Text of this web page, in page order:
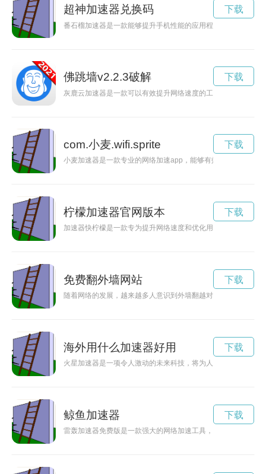
超神加速器兑换码
番石榴加速器是一款能够提升手机性能的应用程序，用户可以
下载
佛跳墙v2.2.3破解
灰鹿云加速器是一款可以有效提升网络速度的工具，通过优化
下载
com.小麦.wifi.sprite
小麦加速器是一款专业的网络加速app，能够有效提高网络速
下载
柠檬加速器官网版本
加速器快柠檬是一款专为提升网络速度和优化用户体验而设计
下载
免费翻外墙网站
随着网络的发展，越来越多人意识到外墙翻越对于获取信息的
下载
海外用什么加速器好用
火星加速器是一项令人激动的未来科技，将为人类太空探索带
下载
鲸鱼加速器
雷轰加速器免费版是一款强大的网络加速工具，可帮助用户解
下载